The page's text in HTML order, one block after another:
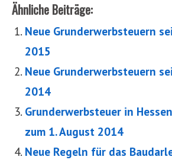
Ähnliche Beiträge:
Neue Grunderwerbsteuern
2015
Neue Grunderwerbsteuern
2014
Grunderwerbsteuer in
zum 1. August 2014
Neue Regeln für das